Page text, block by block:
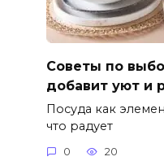
Советы по
добавит уют и
Посуда как
что радует
0 20